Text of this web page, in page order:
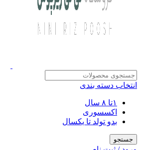
انتخاب دسته بندی
۱تا ۸ سال
اکسسوری
بدو تولد تا یکسال
جستجو